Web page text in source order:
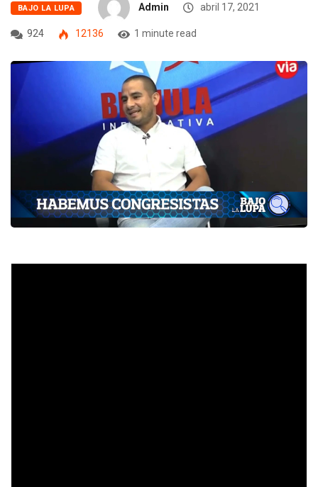
BAJO LA LUPA Admin abril 17, 2021
924 12136 1 minute read